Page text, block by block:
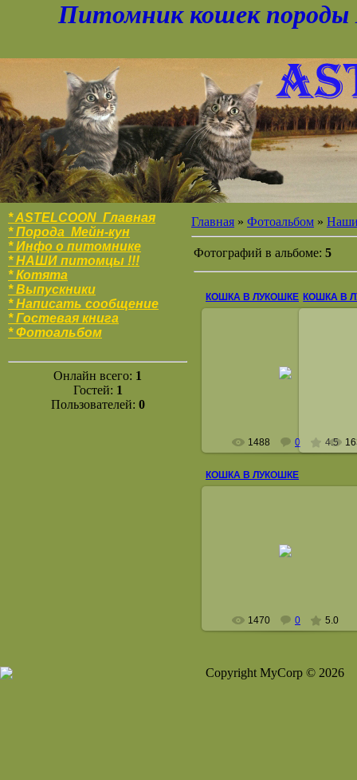
Питомник кошек породы
* ASTELCOON Главная
* Порода Мейн-кун
* Инфо о питомнике
* НАШИ питомцы !!!
* Котята
* Выпускники
* Написать сообщение
* Гостевая книга
* Фотоальбом
Онлайн всего: 1
Гостей: 1
Пользователей: 0
Главная » Фотоальбом » Наши
Фотографий в альбоме: 5
КОШКА В ЛУКОШКЕ
1488 0 4.5
КОШКА В
КОШКА В ЛУКОШКЕ
1470 0 5.0
Copyright MyCorp © 2026